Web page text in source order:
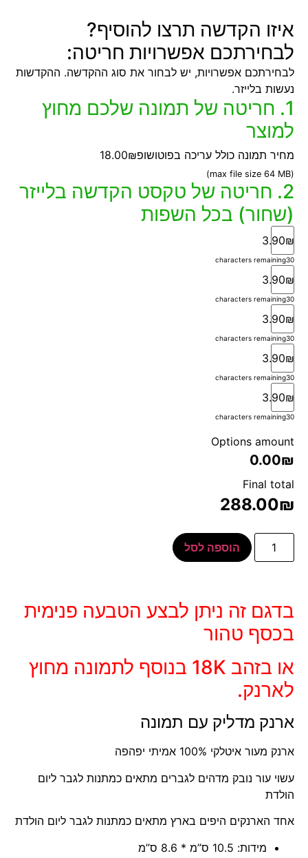
איזו הקדשה תרצו להוסיף?
לבחירתכם אפשרויות חריטה:
לבחירתכם אפשרויות, יש לבחור את סוג ההקדשה. ההקדשות
נעשות בלייזר.
1. חריטה של תמונה שלכם מחוץ
למוצר
מחיר תמונה כולל עריכה בפוטושופ18.00₪
(max file size 64 MB)
2. חריטה של טקסט הקדשה בלייזר
(שחור) בכל השפות
3.90₪
30
characters remaining
3.90₪
30
characters remaining
3.90₪
30
characters remaining
3.90₪
30
characters remaining
3.90₪
30
characters remaining
Options amount
0.00₪
Final total
288.00₪
הוספה לסל
בדגם זה ניתן לבצע הטבעה פנימית
בכסף טהור
או בזהב 18K
בנוסף לתמונה מחוץ
לארנק.
ארנק מדליק עם תמונה
ארנק מעור איטלקי 100% אמיתי יפהפה
עשוי עור נובק מדהים לגברים מתאים כמתנות לגבר ליום
הולדת
אחד הארנקים היפים בארץ מתאים כמתנות לגבר ליום הולדת
מידות: 10.5 ס”מ * 8.6 ס”מ